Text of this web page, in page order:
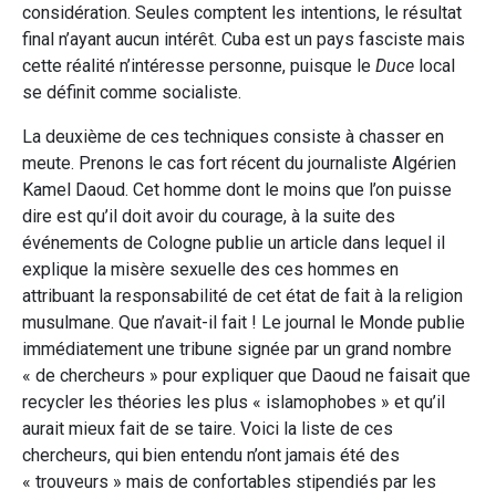
considération. Seules comptent les intentions, le résultat
final n’ayant aucun intérêt. Cuba est un pays fasciste mais
cette réalité n’intéresse personne, puisque le Duce local
se définit comme socialiste.
La deuxième de ces techniques consiste à chasser en
meute. Prenons le cas fort récent du journaliste Algérien
Kamel Daoud. Cet homme dont le moins que l’on puisse
dire est qu’il doit avoir du courage, à la suite des
événements de Cologne publie un article dans lequel il
explique la misère sexuelle des ces hommes en
attribuant la responsabilité de cet état de fait à la religion
musulmane. Que n’avait-il fait ! Le journal le Monde publie
immédiatement une tribune signée par un grand nombre
« de chercheurs » pour expliquer que Daoud ne faisait que
recycler les théories les plus « islamophobes » et qu’il
aurait mieux fait de se taire. Voici la liste de ces
chercheurs, qui bien entendu n’ont jamais été des
« trouveurs » mais de confortables stipendiés par les